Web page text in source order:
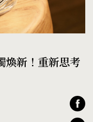
煥新！重新思考